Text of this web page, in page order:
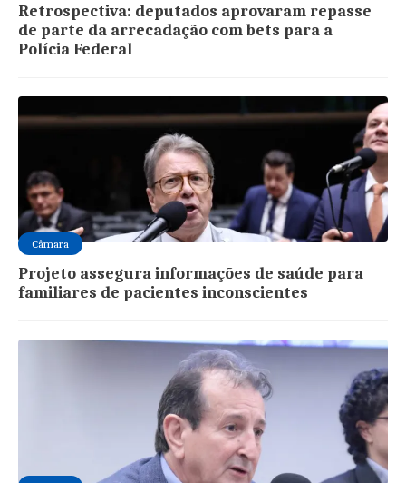
Retrospectiva: deputados aprovaram repasse
de parte da arrecadação com bets para a
Polícia Federal
Câmara
Projeto assegura informações de saúde para
familiares de pacientes inconscientes